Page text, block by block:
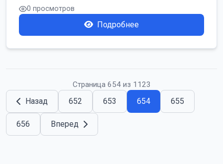
0 просмотров
Подробнее
Страница 654 из 1123
Назад 652 653 654 655
656 Вперед